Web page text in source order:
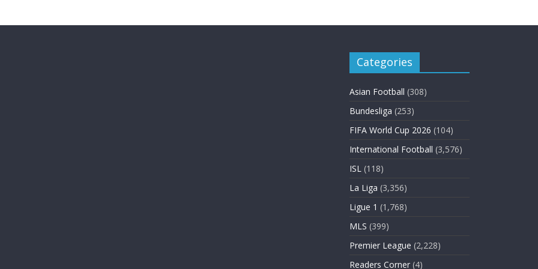
Categories
Asian Football (308)
Bundesliga (253)
FIFA World Cup 2026 (104)
International Football (3,576)
ISL (118)
La Liga (3,356)
Ligue 1 (1,768)
MLS (399)
Premier League (2,228)
Readers Corner (4)